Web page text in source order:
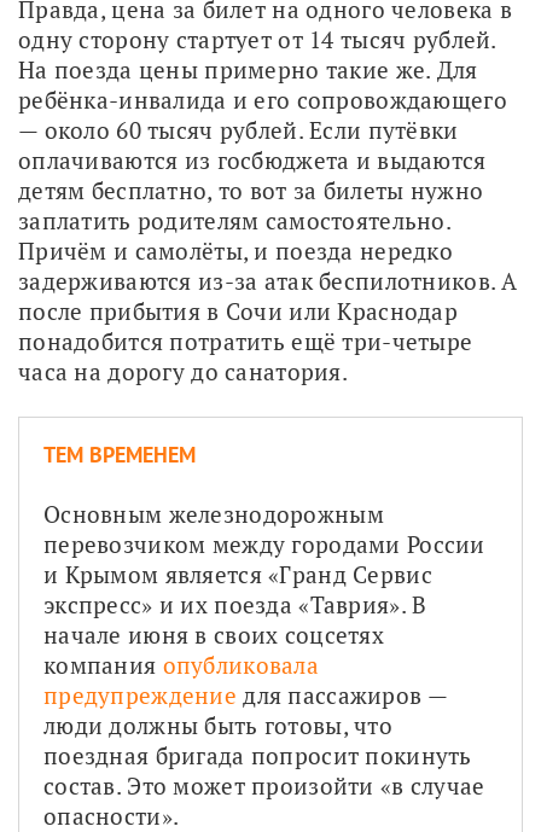
Правда, цена за билет на одного человека в
одну сторону стартует от 14 тысяч рублей.
На поезда цены примерно такие же. Для
ребёнка-инвалида и его сопровождающего
— около 60 тысяч рублей. Если путёвки
оплачиваются из госбюджета и выдаются
детям бесплатно, то вот за билеты нужно
заплатить родителям самостоятельно.
Причём и самолёты, и поезда нередко
задерживаются из-за атак беспилотников. А
после прибытия в Сочи или Краснодар
понадобится потратить ещё три-четыре
часа на дорогу до санатория.
ТЕМ ВРЕМЕНЕМ
Основным железнодорожным
перевозчиком между городами России
и Крымом является «Гранд Сервис
экспресс» и их поезда «Таврия». В
начале июня в своих соцсетях
компания опубликовала
предупреждение для пассажиров —
люди должны быть готовы, что
поездная бригада попросит покинуть
состав. Это может произойти «в случае
опасности».